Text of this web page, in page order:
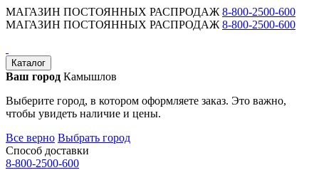
МАГАЗИН ПОСТОЯННЫХ РАСПРОДАЖ 8-800-2500-600
МАГАЗИН ПОСТОЯННЫХ РАСПРОДАЖ 8-800-2500-600
Каталог
Ваш город Камышлов
Выберите город, в котором оформляете заказ. Это важно,
чтобы увидеть наличие и цены.
Все верно Выбрать город
Способ доставки
8-800-2500-600